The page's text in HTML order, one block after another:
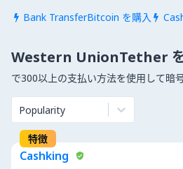
 Bank TransferBitcoin を購入 
Western UnionTether
で300以上の支払い方法を使用して暗
Popularity
特徴
Cashking